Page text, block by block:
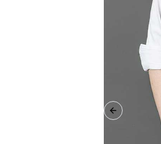
Previous slide